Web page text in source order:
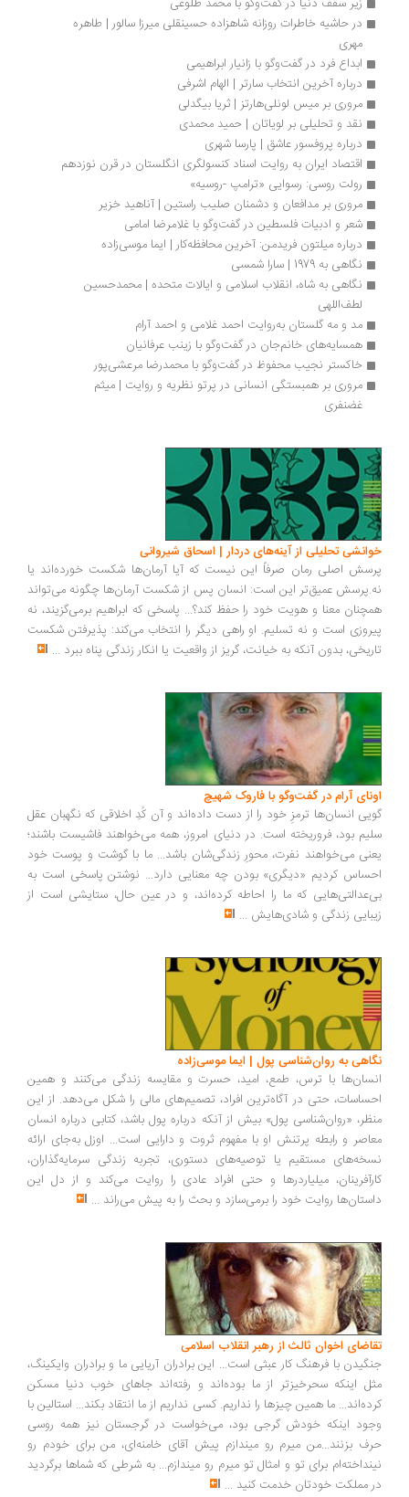
در حاشیه خاطرات روزانه شاهزاده حسینقلی میرزا سالور | طاهره
ابداع فرد در گفت‌وگو با زانیار ابراهیمی
درباره آخرین انتخاب سارتر | الهام اشرفی
مروری بر میس لونلی‌هارتز | ثریا بیگدلی
نقد و تحلیلی بر لویاتان | حمید محمدی
درباره پروفسور عاشق | پارسا شهری
اقتصاد ایران به روایت اسناد کنسولگری انگلستان در قرن نوزدهم
رولت روسی: رسوایی «ترامپ -روسیه»
مروری بر مدافعان و دشمنان صلیب راستین | آناهید خزیر
شعر و ادبیات فلسطین در گفت‌و‌گو با غلامرضا امامی
درباره میلتون فریدمن: آخرین محافظه‌کار | ایما موسی‌زاده
نگاهی به 1979 | سارا شمسی
نگاهی به شاه، انقلاب اسلامی و ایالات متحده | محمدحسین
لطف‌اللهی
مد و مه گلستان به‌روایت احمد غلامی و احمد آرام
همسایه‌های خانم‌جان در گفت‌وگو با زینب عرفانیان
خاکستر نجیب محفوظ در گفت‌وگو با محمدرضا مرعشی‌پور
مروری بر همبستگی انسانی در پرتو نظریه و روایت | میثم
غضنفری
تحلیلی از آینه‌های دردار | اسحاق شیروانی
اصلی رمان صرفاً این نیست که آیا آرمان‌ها شکست خورده‌اند یا
عمیق‌تر این است: انسان پس از شکست آرمان‌ها چگونه می‌تواند
معنا و هویت خود را حفظ کند؟... پاسخی که ابراهیم برمی‌گزیند، نه
است و نه تسلیم. او راهی دیگر را انتخاب می‌کند: پذیرفتن شکست
بدون آنکه به خیانت، گریز از واقعیت یا انکار زندگی پناه ببرد...
آرام در گفت‌وگو با فاروک شهیچ‭
انسان‌ها ترمزِ خود را از دست داده‌اند و آن کُدِ اخلاقی که نگهبان عقل
بود، فروریخته است. در دنیای امروز، همه می‌خواهند فاشیست باشند؛
می‌خواهند نفرت، محورِ زندگی‌شان باشد... ما با گوشت و پوست خود
کردیم «دیگری» بودن چه معنایی دارد... نوشتن پاسخی است به
که ما را احاطه کرده‌اند، و در عین حال، ستایشی است از
زندگی و شادی‌هایش...
به روان‌شناسی پول | ایما موسی‌زاده
با ترس، طمع، امید، حسرت و مقایسه زندگی می‌کنند و همین
حتی در آگاه‌ترین افراد، تصمیم‌های مالی را شکل می‌دهد. از این
«روان‌شناسی پول» بیش از آنکه درباره پول باشد، کتابی درباره انسان
و رابطه پرتنش او با مفهوم ثروت و دارایی است... اوزل به‌جای ارائه
مستقیم یا توصیه‌های دستوری، تجربه زندگی سرمایه‌گذاران،
میلیاردرها و حتی افراد عادی را روایت می‌کند و از دل این
روایت خود را برمی‌سازد و بحث را به پیش می‌راند ...
اخوان ثالث از رهبر انقلاب اسلامی
با فرهنگ کار عبثی است... این برادران آریایی ما و برادران وایکینگ،
اینکه سحرخیزتر از ما بوده‌اند و رفته‌اند جاهای خوب دنیا مسکن
ما همین چیزها را نداریم. کسی نداریم از ما انتقاد بکند... استالین با
اینکه خودش گرجی بود، می‌خواست در گرجستان نیز همه روسی
بزنند...من میرم رو میندازم پیش آقای خامنه‌ای، من برای خودم رو
برای تو و امثال تو میرم رو میندازم... به شرطی که شماها برگردید
مملکت خودتان خدمت کنید...